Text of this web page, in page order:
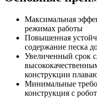
Максимальная
режимах работы
Повышенная
содержание песка
Увеличенный срок
конструкции
Минимальные
конструкция с